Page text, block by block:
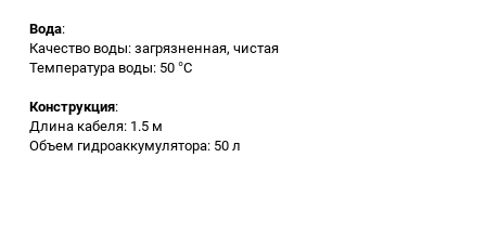
Вытяжная вентиляция
Вибротехника
Вода:
Качество воды: загрязненная, чистая
Температура воды: 50 °C
Конструкция:
Длина кабеля: 1.5 м
Объем гидроаккумулятора: 50 л